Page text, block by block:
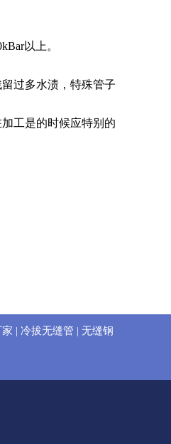
以上。
过多水渍，特殊管子
工是的时候应特别的
| 冷拔无缝管 | 无缝钢